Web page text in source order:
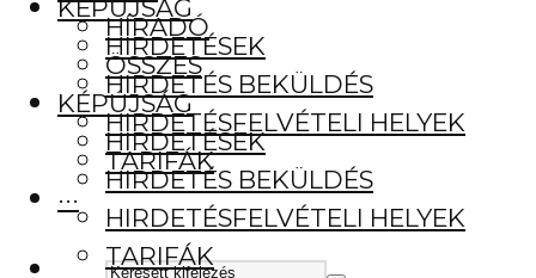
KÉPÚJSÁG
HIRDETÉSEK
HIRDETÉS BEKÜLDÉS
HIRDETÉSFELVÉTELI HELYEK
TARIFÁK
···
HÍRADÓ
ÖSSZES
KÉPÚJSÁG
HIRDETÉSEK
HIRDETÉS BEKÜLDÉS
HIRDETÉSFELVÉTELI HELYEK
TARIFÁK